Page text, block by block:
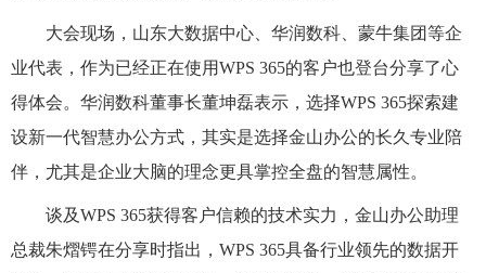
大会现场，山东大数据中心、华润数科、蒙牛集团等企
业代表，作为已经正在使用WPS 365的客户也登台分享了心
得体会。华润数科董事长董坤磊表示，选择WPS 365探索建
设新一代智慧办公方式，其实是选择金山办公的长久专业陪
伴，尤其是企业大脑的理念更具掌控全盘的智慧属性。
谈及WPS 365获得客户信赖的技术实力，金山办公助理
总裁朱熠锷在分享时指出，WPS 365具备行业领先的数据开